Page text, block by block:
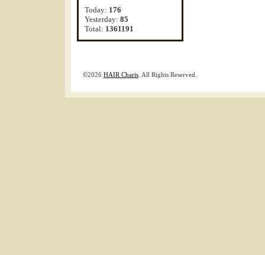
Today: 176
Yesterday: 85
Total: 1361191
©2026 HAIR Charis . All Rights Reserved.